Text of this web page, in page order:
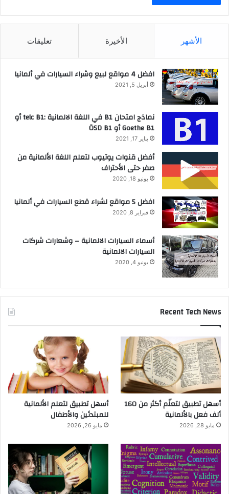
الأشهر الأخيرة تعليقات
افضل 4 مواقع لبيع وشراء السيارات في ألمانيا
أبريل 5, 2021
نماذج امتحان B1 في اللغة الالمانية :telc B1 أو
Goethe B1 أو ÖSD B1
يناير 17, 2021
أفضل قنوات يوتيوب لتعلم اللغة الألمانية من
صفر حتى الأحتراف
يونيو 18, 2020
افضل 5 مواقع لشراء قطع السيارات في ألمانيا
فبراير 8, 2020
أسماء السيارات الالمانية – وشعارات شركات
السيارات الالمانية
يونيو 4, 2020
Recent Tech News
أسهل تطبيق لتعلّم أكثر من 160
ألف فعل بالألمانية
مايو 28, 2026
أسهل تطبيق لتعلم الألمانية
للمبتدئين والأطفال
مايو 26, 2026